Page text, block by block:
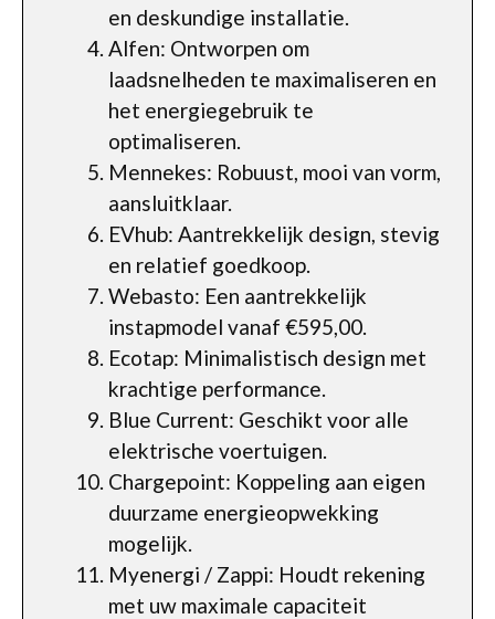
en deskundige installatie.
Alfen: Ontworpen om
laadsnelheden te maximaliseren en
het energiegebruik te
optimaliseren.
Mennekes: Robuust, mooi van vorm,
aansluitklaar.
EVhub: Aantrekkelijk design, stevig
en relatief goedkoop.
Webasto: Een aantrekkelijk
instapmodel vanaf €595,00.
Ecotap: Minimalistisch design met
krachtige performance.
Blue Current: Geschikt voor alle
elektrische voertuigen.
Chargepoint: Koppeling aan eigen
duurzame energieopwekking
mogelijk.
Myenergi / Zappi: Houdt rekening
met uw maximale capaciteit